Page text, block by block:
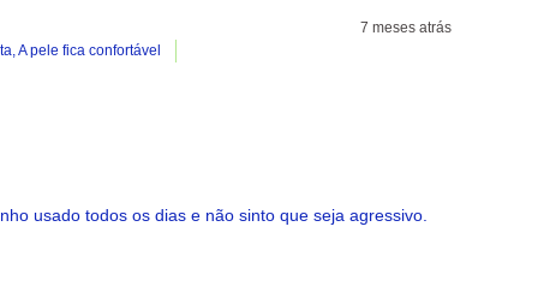
A pele fica confortável
7 meses atrás
usado todos os dias e não sinto que seja agressivo.